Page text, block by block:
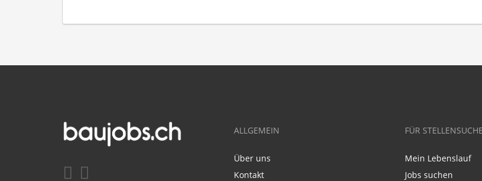
ALLGEMEIN
Über uns
Kontakt
FÜR
Mein Lebenslauf
Jobs suchen